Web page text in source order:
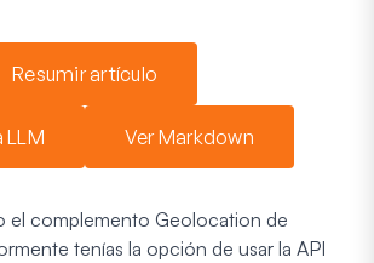
Resumir artículo
LLM Ver Markdown
el complemento Geolocation de
tenías la opción de usar la API